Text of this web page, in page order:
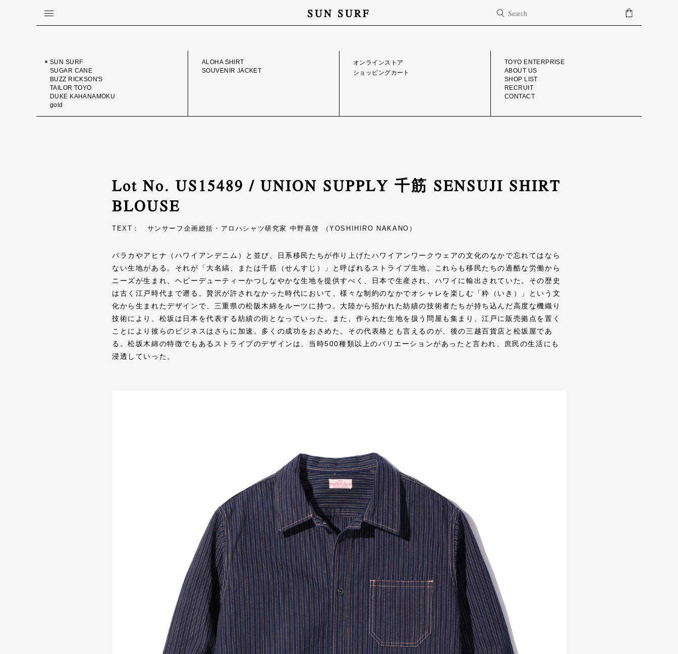
SUN SURF
BRAND ONLINE STORE COMPANY
SUN SURF
SUGAR CANE
BUZZ RICKSON'S
TAILOR TOYO
DUKE KAHANAMOKU
gold
ALOHA SHIRT
SOUVENIR JACKET
オンラインストア
ショッピングカート
TOYO ENTERPRISE
ABOUT US
SHOP LIST
RECRUIT
CONTACT
Lot No. US15489 / UNION SUPPLY 千筋 SENSUJI SHIRT
BLOUSE
TEXT： サンサーフ企画総括・アロハシャツ研究家 中野喜啓 （YOSHIHIRO NAKANO）
パラカやアヒナ（ハワイアンデニム）と並び、日系移民たちが作り上げたハワイアンワークウェアの文化のなかで忘れてはなら
ない生地がある。それが「大名縞、または千筋（せんすじ）」と呼ばれるストライプ生地。これらも移民たちの過酷な労働から
ニーズが生まれ、ヘビーデューティーかつしなやかな生地を提供すべく、日本で生産され、ハワイに輸出されていた。その歴史
は古く江戸時代まで遡る。贅沢が許されなかった時代において、様々な制約のなかでオシャレを楽しむ「粋（いき）」という文
化から生まれたデザインで、三重県の松阪木綿をルーツに持つ。大陸から招かれた紡績の技術者たちが持ち込んだ高度な機織り
技術により、松坂は日本を代表する紡績の街となっていった。また、作られた生地を扱う問屋も集まり、江戸に販売拠点を置く
ことにより彼らのビジネスはさらに加速。多くの成功をおさめた。その代表格とも言えるのが、後の三越百貨店と松坂屋であ
る。松坂木綿の特徴でもあるストライプのデザインは、当時500種類以上のバリエーションがあったと言われ、庶民の生活にも
浸透していった。